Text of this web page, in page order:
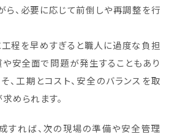
ら、必要に応じて前倒しや再調整を行
工程を早めすぎると職人に過度な負担
や安全面で問題が発生することもあり
、工期とコスト、安全のバランスを取
められます。
すれば、次の現場の準備や安全管理